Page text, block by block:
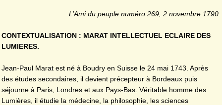
L’Ami du peuple numéro 269, 2 novembre 1790.
CONTEXTUALISATION : MARAT INTELLECTUEL ECLAIRE DES
LUMIERES.
Jean-Paul Marat est né à Boudry en Suisse le 24 mai 1743. Après
des études secondaires, il devient précepteur à Bordeaux puis
séjourne à Paris, Londres et aux Pays-Bas. Véritable homme des
Lumières, il étudie la médecine, la philosophie, les sciences